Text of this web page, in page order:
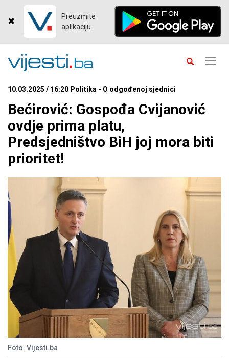
Preuzmite
aplikaciju
10.03.2025 / 16:20 Politika - O odgođenoj sjednici
Bećirović: Gospođa Cvijanović
ovdje prima platu,
Predsjedništvo BiH joj mora biti
prioritet!
Foto. Vijesti.ba